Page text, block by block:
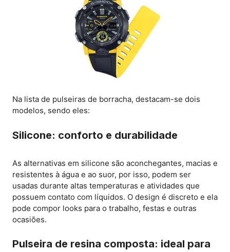
Na lista de pulseiras de borracha, destacam-se dois
modelos, sendo eles:
Silicone: conforto e durabilidade
As alternativas em silicone são aconchegantes, macias e
resistentes à água e ao suor, por isso, podem ser
usadas durante altas temperaturas e atividades que
possuem contato com líquidos. O design é discreto e ela
pode compor looks para o trabalho, festas e outras
ocasiões.
Pulseira de resina composta: ideal para